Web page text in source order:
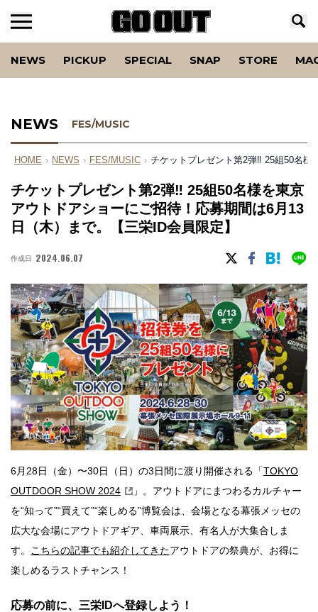
NEWS PICKUP SPECIAL SNAP STORE
NEWS FES/MUSIC
HOME › NEWS › FES/MUSIC › チケットプレゼント第2弾‼︎ 25組50名様
チケットプレゼント第2弾‼︎ 25組50名様を東京
アウトドアショーにご招待！応募期間は6月13
日（木）まで。【三栄ID会員限定】
作成日 2024.06.07
6月28日（金）〜30日（日）の3日間に渡り開催される「TOKYO
OUTDOOR SHOW 2024
」。アウトドアにまつわるカルチャー
を“知って”“買えて”“楽しめる”博覧会は、会場となる幕張メッセの
広大な会場にアウトドアギア、車両展示、有名人が大集合しま
す。
こちらの記事でも紹介してきたアウトドアの祭典が、お得に
楽しめるラストチャンス！
応募の前に、三栄IDへ登録しよう！